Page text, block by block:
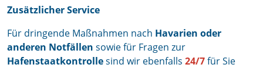
Zusätzlicher Service
Für dringende Maßnahmen nach Havarien oder
anderen Notfällen sowie für Fragen zur
Hafenstaatkontrollesind wir ebenfalls 24/7für Sie